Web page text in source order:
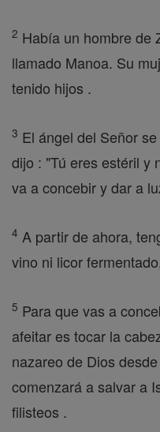
2 Había un hombre de
llamado Manoa. Su
tenido hijos .
3 El ángel del Señor
dijo : "Tú eres estéril y
va a concebir y dar a
4 A partir de ahora,
vino ni licor
5 Para que vas a
afeitar es tocar la
nazareo de Dios
comenzará a salvar a
filisteos .